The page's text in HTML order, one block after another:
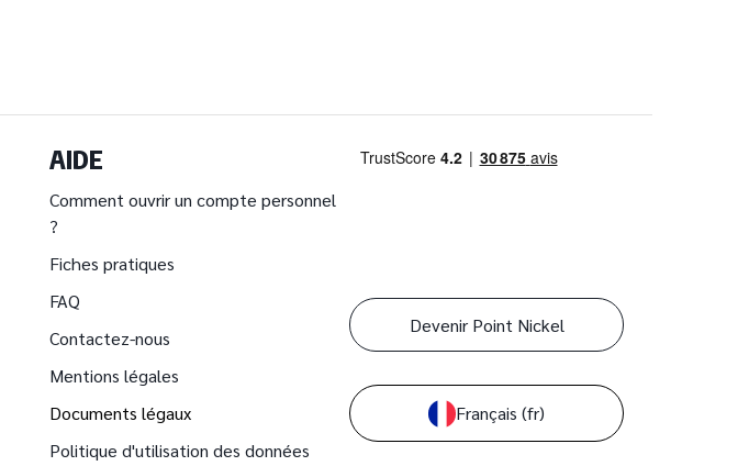
AIDE
Comment ouvrir un compte personnel
?
Fiches pratiques
FAQ
Contactez-nous
Mentions légales
Documents légaux
Politique d'utilisation des données
Devenir Point Nickel
Français (fr)